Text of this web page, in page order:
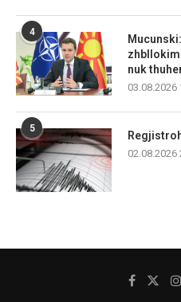
4
nuk
03.08.2026
5
02.08.2026